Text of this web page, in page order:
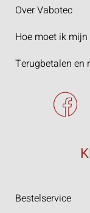
Over Vabotec
Hoe moet ik
Terugbetalen en
Bestelservice